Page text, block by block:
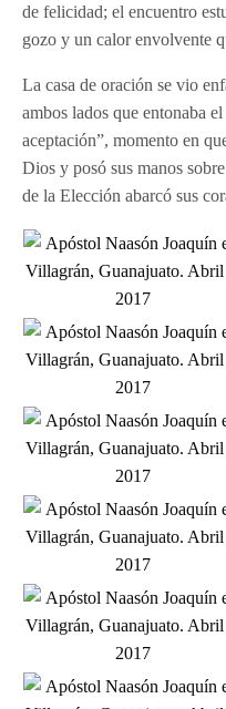
de felicidad; el encuentro
gozo y un calor envolvente
La casa de oración se vio
ambos lados que entonaba
aceptación”, momento en
Dios y posó sus manos
de la Elección abarcó sus